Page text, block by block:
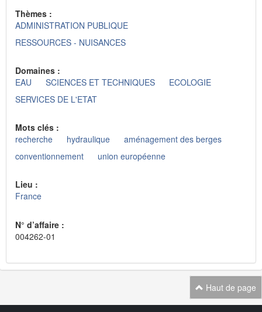
Thèmes :
ADMINISTRATION PUBLIQUE
RESSOURCES - NUISANCES
Domaines :
EAU
SCIENCES ET TECHNIQUES
ECOLOGIE
SERVICES DE L'ETAT
Mots clés :
recherche
hydraulique
aménagement des berges
conventionnement
union européenne
Lieu :
France
N° d’affaire :
004262-01
Haut de page